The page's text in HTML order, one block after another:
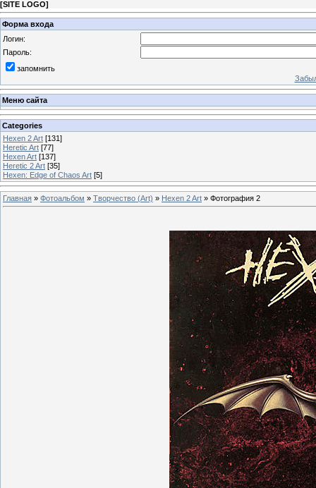
[SITE LOGO]
Форма входа
Логин:
Пароль:
запомнить
Меню сайта
Categories
Hexen 2 Art [131]
Heretic Art [77]
Hexen Art [137]
Heretic 2 Art [35]
Hexen: Edge of Chaos Art [5]
Главная » Фотоальбом » Творчество (Art) » Hexen 2 Art » Фотография 2